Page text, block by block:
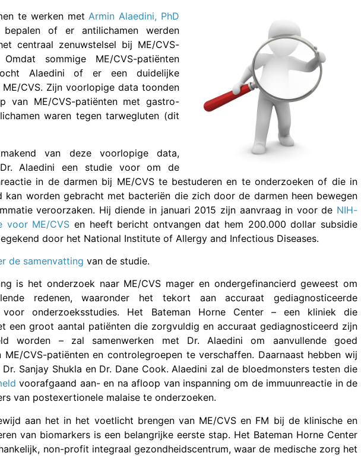
te werken metArmin Alaedini, PhD
of er antilichamen werden
centraal zenuwstelsel bij ME/CVS-
sommige ME/CVS-patiënten
Alaedini of er een duidelijke
CVS. Zijn voorlopige data toonden
van ME/CVS-patiënten met gastro-
waren tegen tarwegluten (dit
van deze voorlopige data,
Alaedini een studie voor om de
in de darmen bij ME/CVS te bestuderen en te onderzoeken of die in
kan worden gebracht met bacteriën die zich door de darmen heen bewegen
veroorzaken. Hij diende in januari 2015 zijn aanvraag in voor de NIH-
voor ME/CVS en heeft bericht ontvangen dat hem 200.000 dollar subsidie
door het National Institute of Allergy and Infectious Diseases.
de samenvatting van de studie.
is het onderzoek naar ME/CVS mager en ondergefinancierd geweest om
redenen, waaronder het tekort aan accuraat gediagnosticeerde
onderzoeksstudies. Het Bateman Horne Center – een kliniek die
een groot aantal patiënten die zorgvuldig en accuraat gediagnosticeerd zijn
worden – zal samenwerken met Dr. Alaedini om aanvullende goed
CVS-patiënten en controlegroepen te verschaffen. Daarnaast hebben wij
Sanjay Shukla en Dr. Dane Cook. Alaedini zal de bloedmonsters testen die
voorafgaand aan- en na afloop van inspanning om de immuunreactie in de
van postexertionele malaise te onderzoeken.
aan het in het voetlicht brengen van ME/CVS en FM bij de klinische en
van biomarkers is een belangrijke eerste stap. Het Bateman Horne Center
non-profit integraal gezondheidscentrum, waar de medische zorg het